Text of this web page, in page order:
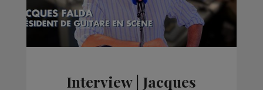
Interview | Jacques